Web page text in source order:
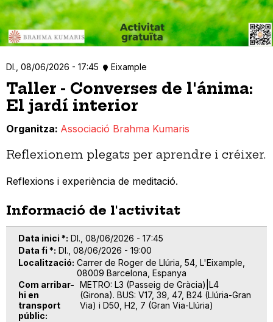
Dl., 08/06/2026 - 17:45 Eixample
Taller - Converses de l'ánima:
El jardí interior
Organitza Associació Brahma Kumaris
Reflexionem plegats per aprendre i créixer.
Reflexions i experiència de meditació.
Informació de l'activitat
Data inici * Dl., 08/06/2026 - 17:45
Data fi * Dl., 08/06/2026 - 19:00
Localització Carrer de Roger de Llúria, 54, L'Eixample,
08009 Barcelona, Espanya
Com arribar-
hi en
transport
públic
METRO: L3 (Passeig de Gràcia)|L4
(Girona). BUS: V17, 39, 47, B24 (Llúria-Gran
Via) i D50, H2, 7 (Gran Via-Llúria)